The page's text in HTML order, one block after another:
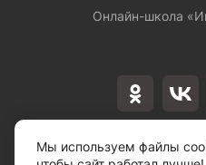
Лицензия на
Онлайн-школа
Мы используем файлы